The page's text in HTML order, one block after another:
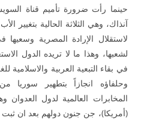
حينما رأت ضرورة تأميم قناة
آنذاك، وهي الثلاثة الحالية بتغيير
لاستقلال الإرادة المصرية
لشعبها، وهذا ما لا تريده الدول
في بقاء التبعية العربية
وحلفاؤه انجازاً بتطهير سوريا
المخابرات العالمية لدول العدوان
(أمريكا)، جن جنون دولهم بعد ان ثبت